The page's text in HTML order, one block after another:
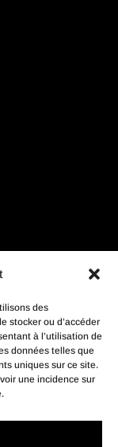
des
stocker ou d’accéder
à l’utilisation de
données telles que
uniques sur ce site.
une incidence sur